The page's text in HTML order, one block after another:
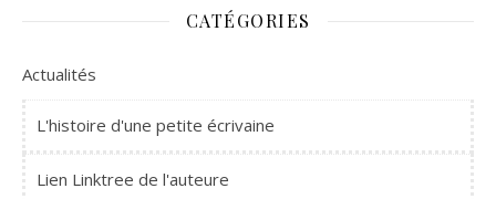
CATÉGORIES
Actualités
L'histoire d'une petite écrivaine
Lien Linktree de l'auteure